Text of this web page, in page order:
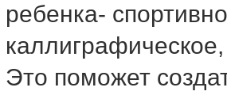
ребенка-
Это поможет